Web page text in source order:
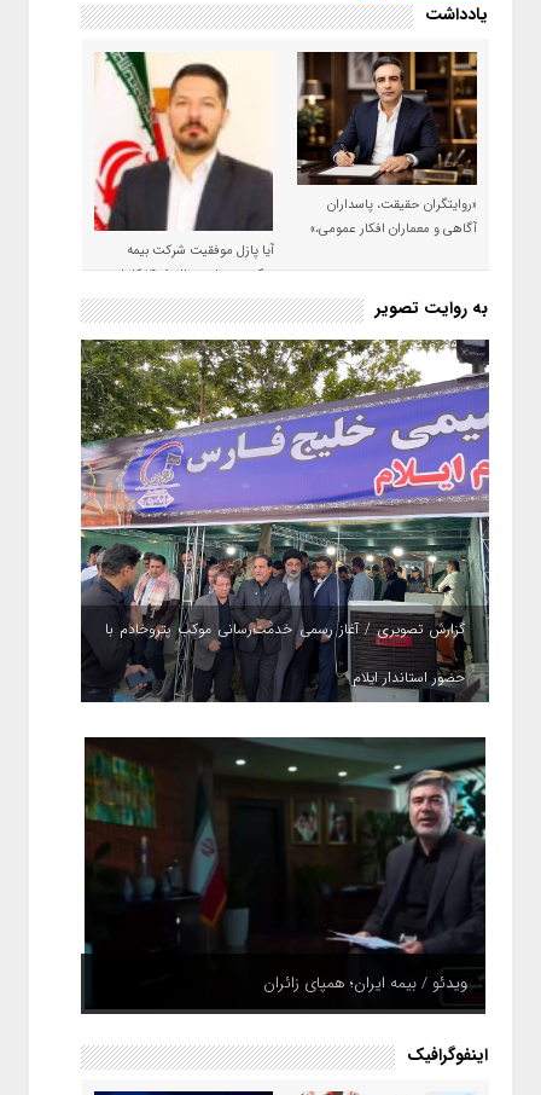
یادداشت
«روایتگران حقیقت، پاسداران
آگاهی و معماران افکار عمومی،»
آیا پازل موفقیت شرکت بیمه
حکمت صبا در سال ۱۴۰۵ کامل می
شود؟!
به روایت تصویر
گزارش تصویری / آغاز رسمی خدمت‌رسانی موکب پتروخادم با
حضور استاندار ایلام
ویدئو / بیمه ایران؛ همپای زائران
اینفوگرافیک